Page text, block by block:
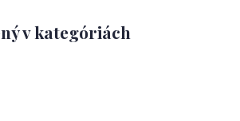
v kategóriách